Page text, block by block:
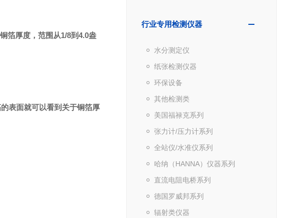
行业专用检测仪器
水分测定仪
纸张检测仪器
环保设备
其他检测类
美国福禄克系列
张力计/压力计系列
全站仪/水准仪系列
哈纳（HANNA）仪器系列
直流电阻电桥系列
德国罗威邦系列
辐射类仪器
箔厚度，范围从1/8到4.0盎
表面就可以看到关于铜箔厚